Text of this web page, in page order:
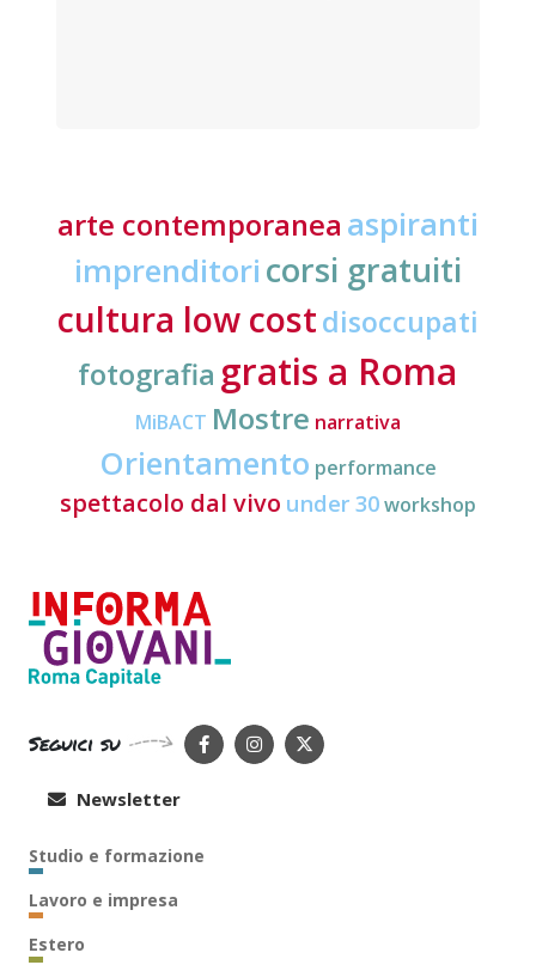
arte contemporanea aspiranti
imprenditori corsi gratuiti
cultura low costdisoccupati
fotografia gratis a Roma
MiBACT Mostre narrativa
Orientamento performance
spettacolo dal vivo under 30workshop
Seguici su
Newsletter
Studio e formazione
Lavoro e impresa
Estero